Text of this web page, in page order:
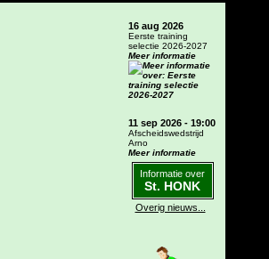
16 aug 2026
Eerste training
selectie 2026-2027
Meer informatie
11 sep 2026 - 19:00
Afscheidswedstrijd
Arno
Meer informatie
Informatie over
St. HONK
Overig nieuws...